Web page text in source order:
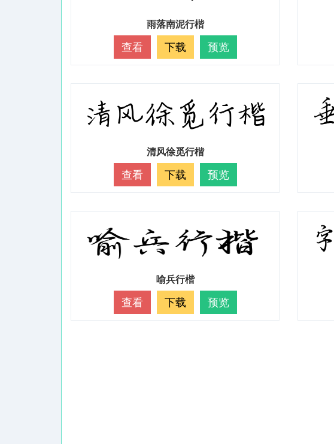
雨落南泥行楷
查看 下载 预览
清风徐觅行楷
查看 下载 预览
喻兵行楷
查看 下载 预览